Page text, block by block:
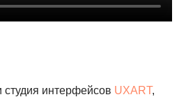
студия интерфейсов UXART,